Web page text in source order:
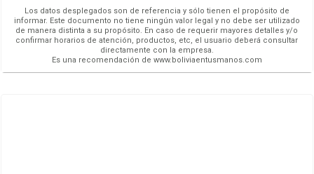
Los datos desplegados son de referencia y sólo tienen el propósito de
informar. Este documento no tiene ningún valor legal y no debe ser utilizado
de manera distinta a su propósito. En caso de requerir mayores detalles y/o
confirmar horarios de atención, productos, etc, el usuario deberá consultar
directamente con la empresa.
Es una recomendación de www.boliviaentusmanos.com